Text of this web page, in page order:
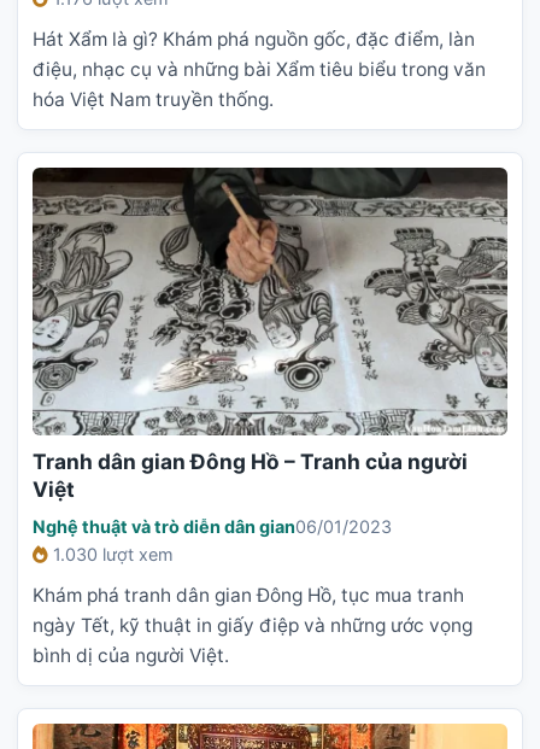
Hát Xẩm là gì? Khám phá nguồn gốc, đặc điểm, làn
điệu, nhạc cụ và những bài Xẩm tiêu biểu trong văn
hóa Việt Nam truyền thống.
Tranh dân gian Đông Hồ – Tranh của người
Việt
Nghệ thuật và trò diễn dân gian06/01/2023
1.030 lượt xem
Khám phá tranh dân gian Đông Hồ, tục mua tranh
ngày Tết, kỹ thuật in giấy điệp và những ước vọng
bình dị của người Việt.